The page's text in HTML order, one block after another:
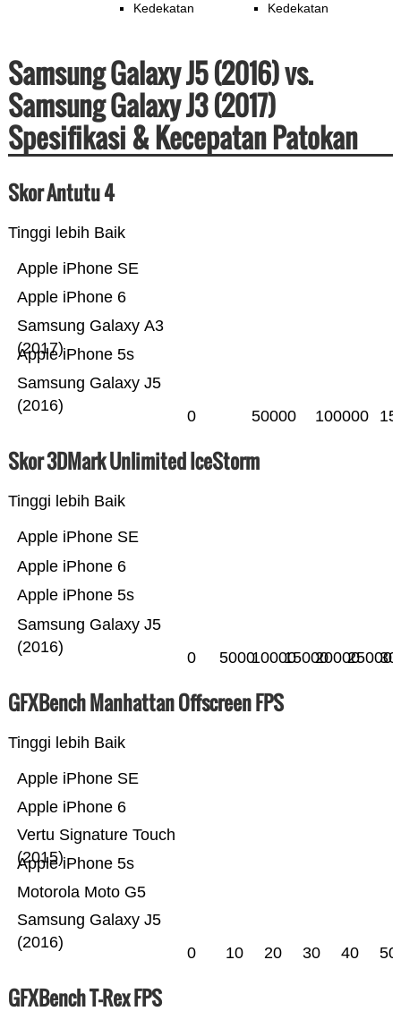
Kedekatan Kedekatan
Samsung Galaxy J5 (2016) vs.
Samsung Galaxy J3 (2017)
Spesifikasi & Kecepatan Patokan
Skor Antutu 4
Tinggi lebih Baik
Samsung Galaxy J5
(2016)
Apple iPhone 5s
Samsung Galaxy A3
(2017)
Apple iPhone 6
Apple iPhone SE
0 50000 100000
Skor 3DMark Unlimited IceStorm
Tinggi lebih Baik
Samsung Galaxy J5
(2016)
Apple iPhone 5s
Apple iPhone 6
Apple iPhone SE
0 500010000150002000025000
GFXBench Manhattan Offscreen FPS
Tinggi lebih Baik
Samsung Galaxy J5
(2016)
Motorola Moto G5
Apple iPhone 5s
Vertu Signature Touch
(2015)
Apple iPhone 6
Apple iPhone SE
0 10 20 30 40 50
GFXBench T-Rex FPS